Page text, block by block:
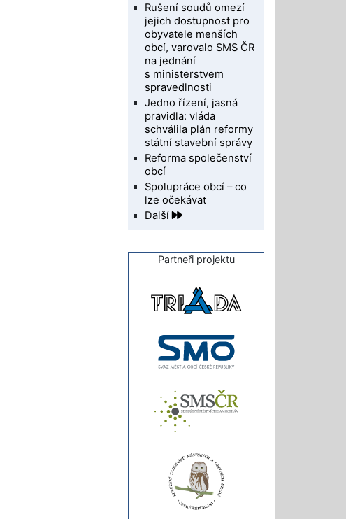
Rušení soudů omezí
jejich dostupnost pro
obyvatele menších
obcí, varovalo SMS ČR
na jednání
s ministerstvem
spravedlnosti
Jedno řízení, jasná
pravidla: vláda
schválila plán reformy
státní stavební správy
Reforma společenství
obcí
Spolupráce obcí – co
lze očekávat
Další
Partneři projektu